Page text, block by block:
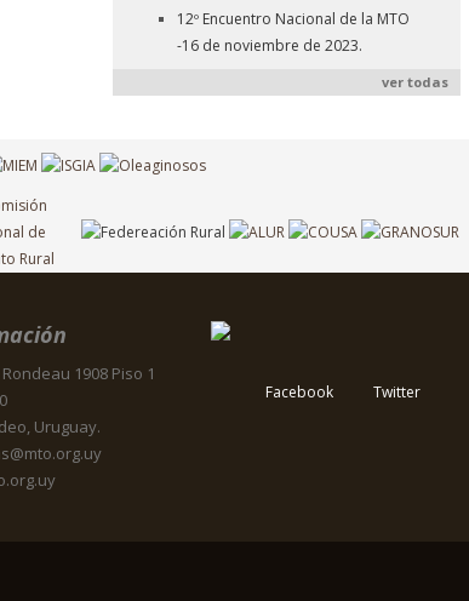
12º Encuentro Nacional de la MTO
-16 de noviembre de 2023.
ver todas
1908 Piso 1
Uruguay.
Facebook Twitter